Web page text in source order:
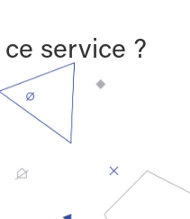
service ?